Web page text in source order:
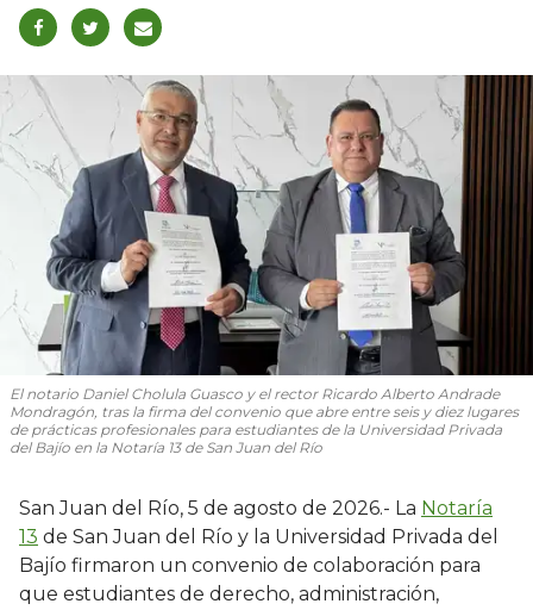
El notario Daniel Cholula Guasco y el rector Ricardo Alberto Andrade
Mondragón, tras la firma del convenio que abre entre seis y diez lugares
de prácticas profesionales para estudiantes de la Universidad Privada
del Bajío en la Notaría 13 de San Juan del Río
San Juan del Río, 5 de agosto de 2026.- La Notaría
13 de San Juan del Río y la Universidad Privada del
Bajío firmaron un convenio de colaboración para
que estudiantes de derecho, administración,